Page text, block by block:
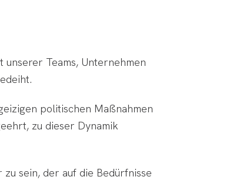
Teams, Unternehmen
politischen Maßnahmen
zu dieser Dynamik
sein, der auf die Bedürfnisse